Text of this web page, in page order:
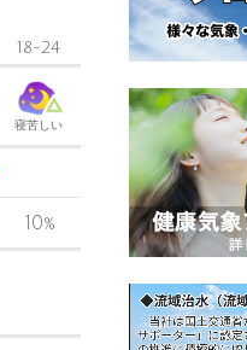
18-24
寝苦しい
10%